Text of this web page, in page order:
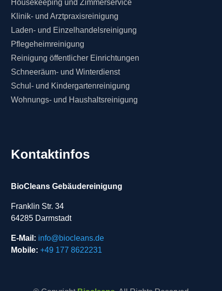
Housekeeping und Zimmerservice
Klinik- und Arztpraxisreinigung
Laden- und Einzelhandelsreinigung
Pflegeheimreinigung
Reinigung öffentlicher Einrichtungen
Schneeräum- und Winterdienst
Schul- und Kindergartenreinigung
Wohnungs- und Haushaltsreinigung
Kontaktinfos
BioCleans Gebäudereinigung
Franklin Str. 34
64285 Darmstadt
E-Mail: info@biocleans.de
Mobile: +49 177 8622231